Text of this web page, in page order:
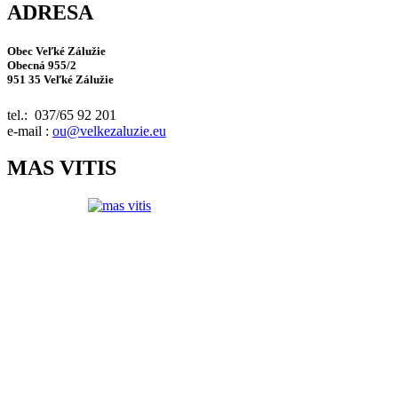
ADRESA
Obec Veľké Zálužie
Obecná 955/2
951 35 Veľké Zálužie
tel.: 037/65 92 201
e-mail : ou@velkezaluzie.eu
MAS VITIS